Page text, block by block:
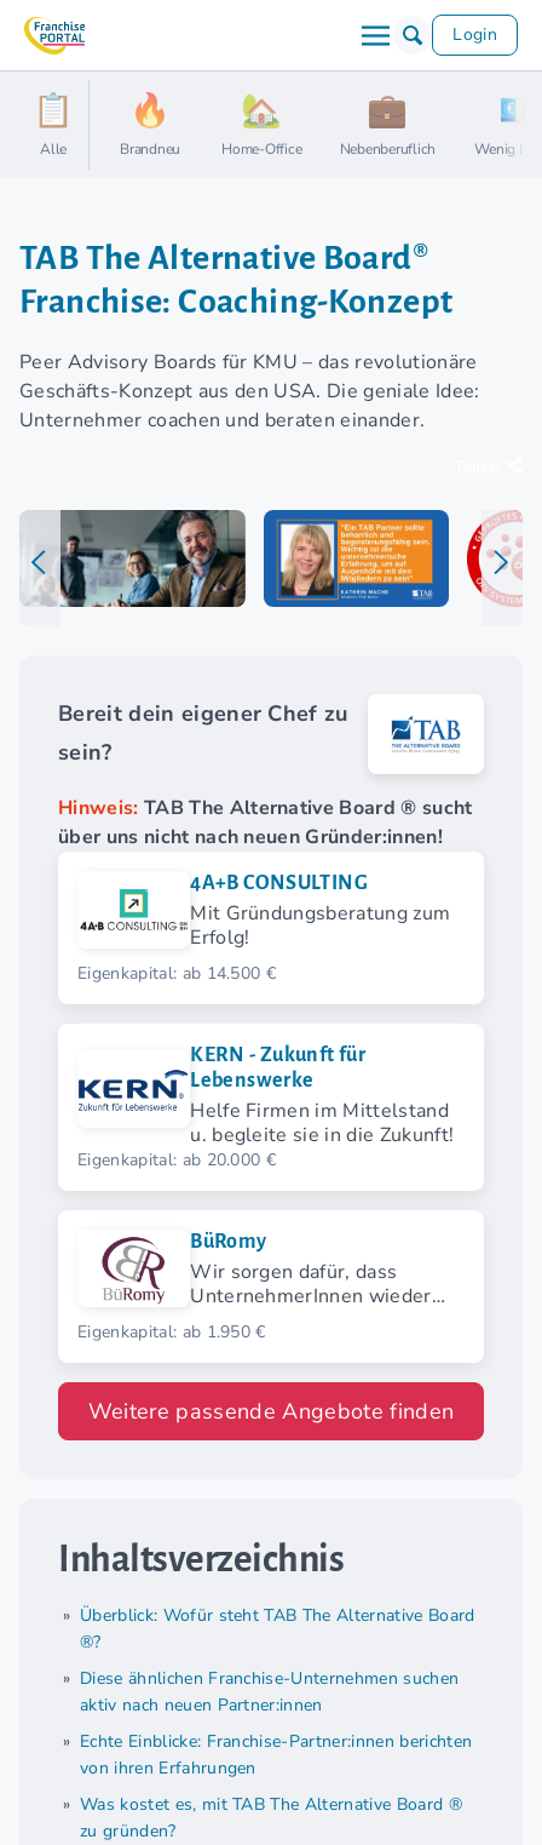
Login
Alle Brandneu Home-Office Nebenberuflich Wenig
TAB The Alternative Board®
Franchise: Coaching-Konzept
Peer Advisory Boards für KMU – das revolutionäre
Geschäfts-Konzept aus den USA. Die geniale Idee:
Unternehmer coachen und beraten einander.
Bereit dein eigener Chef zu
sein?
Hinweis: TAB The Alternative Board ® sucht
über uns nicht nach neuen Gründer:innen!
4A+B CONSULTING
Mit Gründungsberatung zum
Erfolg!
Eigenkapital: ab 14.500 €
KERN - Zukunft für
Lebenswerke
Helfe Firmen im Mittelstand
u. begleite sie in die Zukunft!
Eigenkapital: ab 20.000 €
BüRomy
Wir sorgen dafür, dass
UnternehmerInnen wieder
Zeit für ihr Kerngeschäft
haben
Eigenkapital: ab 1.950 €
Weitere passende Angebote finden
Inhaltsverzeichnis
Überblick: Wofür steht TAB The Alternative Board
®?
Diese ähnlichen Franchise-Unternehmen suchen
aktiv nach neuen Partner:innen
Echte Einblicke: Franchise-Partner:innen berichten
von ihren Erfahrungen
Was kostet es, mit TAB The Alternative Board ®
zu gründen?